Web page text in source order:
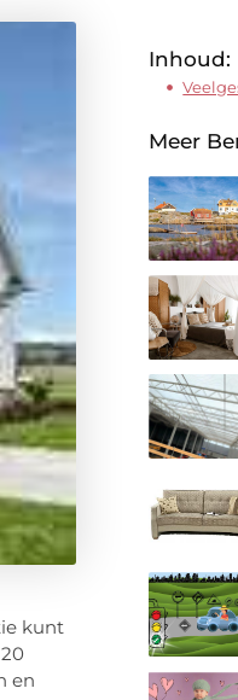
kunt
en
Inhoud:
Meer